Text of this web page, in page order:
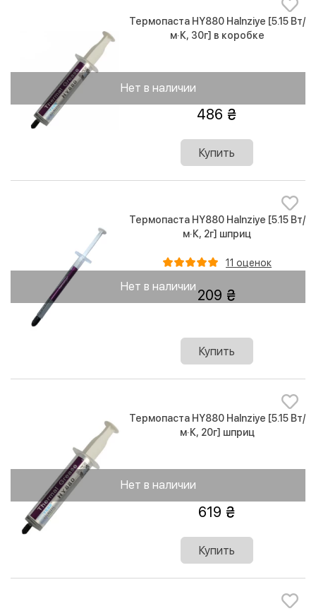
Нет в наличии
Термопаста HY880 Halnziye [5.15 Вт/
м·К, 30г] в коробке
486
Купить
Нет в наличии
Термопаста HY880 Halnziye [5.15 Вт/
м·К, 2г] шприц
11 оценок
209
Купить
Нет в наличии
Термопаста HY880 Halnziye [5.15 Вт/
м·К, 20г] шприц
619
Купить